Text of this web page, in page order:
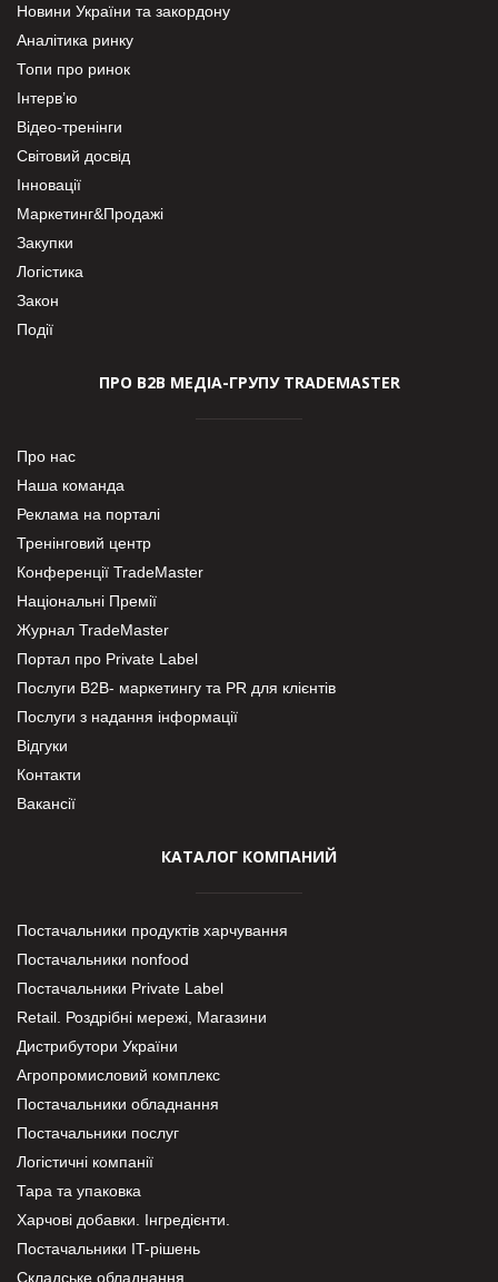
Новини України та закордону
Аналітика ринку
Топи про ринок
Інтерв’ю
Відео-тренінги
Світовий досвід
Інновації
Маркетинг&Продажі
Закупки
Логістика
Закон
Події
ПРО В2В МЕДІА-ГРУПУ TRADEMASTER
Про нас
Наша команда
Реклама на порталі
Тренінговий центр
Конференції TradeMaster
Національні Премії
Журнал TradeMaster
Портал про Private Label
Послуги В2В- маркетингу та PR для клієнтів
Послуги з надання інформації
Відгуки
Контакти
Вакансії
КАТАЛОГ КОМПАНИЙ
Постачальники продуктів харчування
Постачальники nonfood
Постачальники Private Label
Retail. Роздрібні мережі, Магазини
Дистрибутори України
Агропромисловий комплекс
Постачальники обладнання
Постачальники послуг
Логістичні компанії
Тара та упаковка
Харчові добавки. Інгредієнти.
Постачальники IT-рішень
Складське обладнання